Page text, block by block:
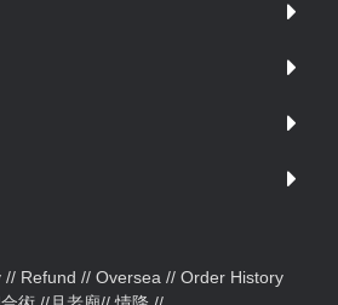
// Refund // Oversea // Order History